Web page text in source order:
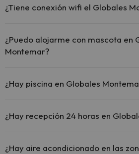
¿Tiene conexión wifi el Globales
El Globales Montemar ofrece Wi-Fi
comunes.
¿Puedo alojarme con mascota en
Montemar?
¿Hay piscina en Globales
pago) Aquí tienes más info sobre la
¿Hay recepción 24 horas en
¿Hay aire acondicionado en las